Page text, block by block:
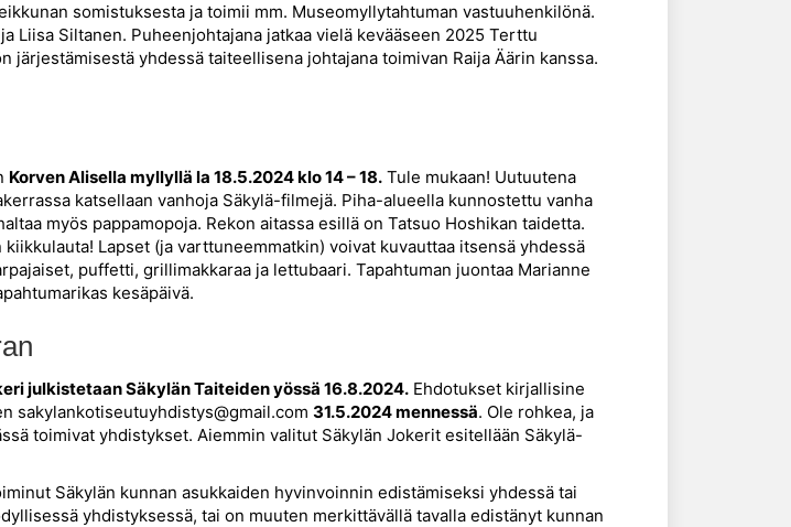
somistuksesta ja toimii mm. Museomyllytahtuman vastuuhenkilönä.
Liisa Siltanen. Puheenjohtajana jatkaa vielä kevääseen 2025 Terttu
järjestämisestä yhdessä taiteellisena johtajana toimivan Raija Äärin kanssa.
Korven Alisella myllyllä la 18.5.2024 klo 14 – 18. Tule mukaan! Uutuutena
katsellaan vanhoja Säkylä-filmejä. Piha-alueella kunnostettu vanha
myös pappamopoja. Rekon aitassa esillä on Tatsuo Hoshikan taidetta.
Lapset (ja varttuneemmatkin) voivat kuvauttaa itsensä yhdessä
puffetti, grillimakkaraa ja lettubaari. Tapahtuman juontaa Marianne
kesäpäivä.
julkistetaan Säkylän Taiteiden yössä 16.8.2024. Ehdotukset kirjallisine
sakylankotiseutuyhdistys@gmail.com31.5.2024 mennessä. Ole rohkea, ja
toimivat yhdistykset. Aiemmin valitut Säkylän Jokerit esitellään Säkylä-
Säkylän kunnan asukkaiden hyvinvoinnin edistämiseksi yhdessä tai
yhdistyksessä, tai on muuten merkittävällä tavalla edistänyt kunnan